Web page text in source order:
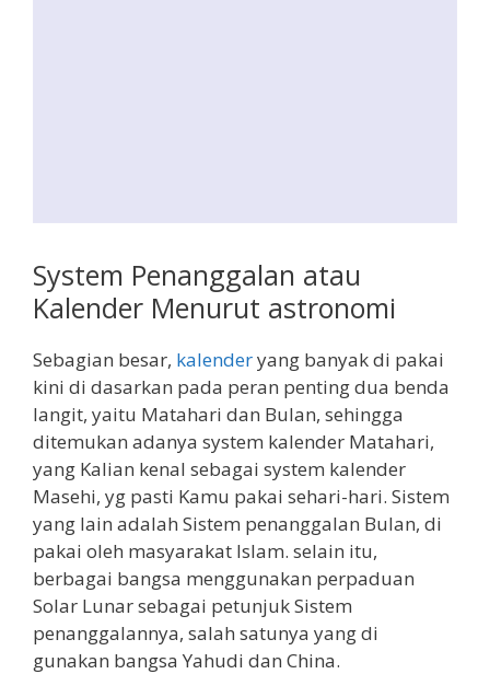
System Penanggalan atau
Kalender Menurut astronomi
Sebagian besar, kalenderyang banyak di pakai
kini di dasarkan pada peran penting dua benda
langit, yaitu Matahari dan Bulan, sehingga
ditemukan adanya system kalender Matahari,
yang Kalian kenal sebagai system kalender
Masehi, yg pasti Kamu pakai sehari-hari. Sistem
yang lain adalah Sistem penanggalan Bulan, di
pakai oleh masyarakat Islam. selain itu,
berbagai bangsa menggunakan perpaduan
Solar Lunar sebagai petunjuk Sistem
penanggalannya, salah satunya yang di
gunakan bangsa Yahudi dan China.